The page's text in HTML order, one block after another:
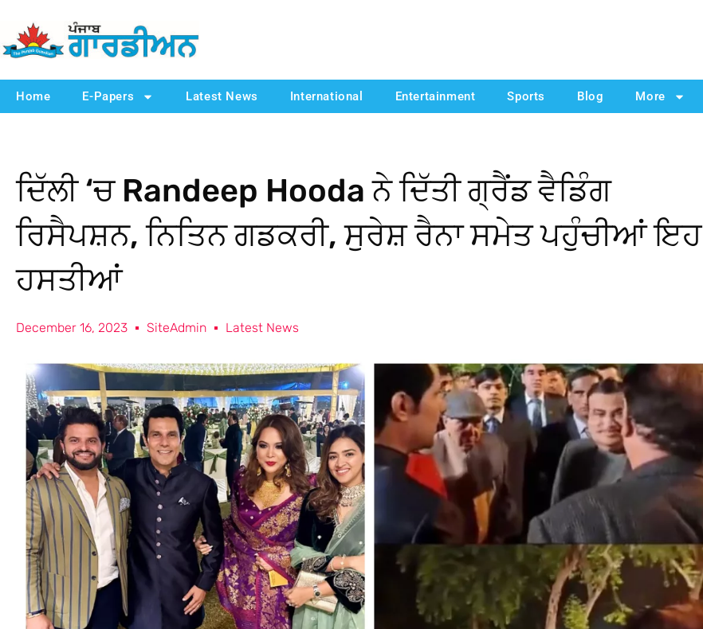
Home E-Papers Latest News International Entertainment Sports Blog More
ਦਿੱਲੀ ‘ਚ Randeep Hooda ਨੇ ਦਿੱਤੀ ਗ੍ਰੈਂਡ ਵੈਡਿੰਗ
ਰਿਸੈਪਸ਼ਨ, ਨਿਤਿਨ ਗਡਕਰੀ, ਸੁਰੇਸ਼ ਰੈਨਾ ਸਮੇਤ ਪਹੁੰਚੀਆਂ ਇਹ
ਹਸਤੀਆਂ
December 16, 2023 SiteAdmin Latest News